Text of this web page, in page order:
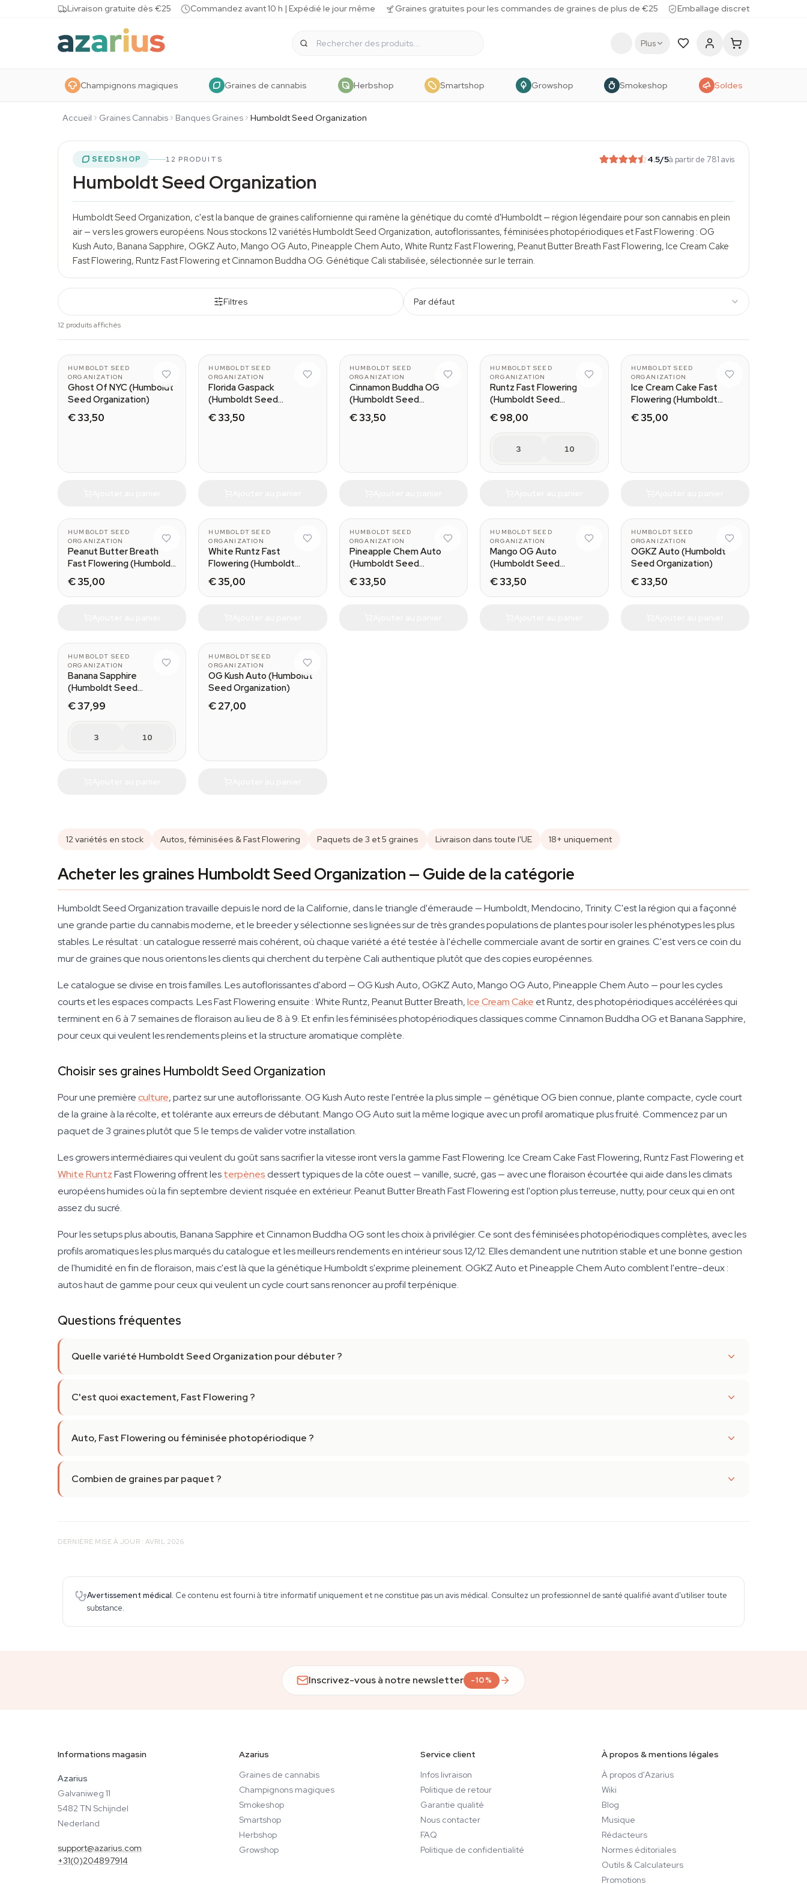
Skip to contentLivraison gratuite dès €25 Commandez avant 10 h | Expédié le jour même Graines gratuites pour les commandes de graines de plus de €25 Emballage discret
Plus
Champignons magiques Graines de cannabis Herbshop Smartshop Growshop Smokeshop Soldes
Accueil Graines Cannabis Banques Graines Humboldt Seed Organization
SEEDSHOP 12 PRODUITS 4.5/5à partir de 781 avis
Humboldt Seed Organization
Humboldt Seed Organization, c'est la banque de graines californienne qui ramène la génétique du comté d'Humboldt — région légendaire pour son cannabis en plein
air — vers les growers européens. Nous stockons 12 variétés Humboldt Seed Organization, autoflorissantes, féminisées photopériodiques et Fast Flowering : OG
Kush Auto, Banana Sapphire, OGKZ Auto, Mango OG Auto, Pineapple Chem Auto, White Runtz Fast Flowering, Peanut Butter Breath Fast Flowering, Ice Cream Cake
Fast Flowering, Runtz Fast Flowering et Cinnamon Buddha OG. Génétique Cali stabilisée, sélectionnée sur le terrain.
Filtres Par défaut
12 produits affichés
HUMBOLDT SEED
ORGANIZATION
Ghost Of NYC (Humboldt
Seed Organization)
€ 33,50
HUMBOLDT SEED
ORGANIZATION
Florida Gaspack
(Humboldt Seed
Organization)
€ 33,50
HUMBOLDT SEED
ORGANIZATION
Cinnamon Buddha OG
(Humboldt Seed
Organization)
€ 33,50
HUMBOLDT SEED
ORGANIZATION
Runtz Fast Flowering
(Humboldt Seed
Organization)
€ 98,00
3 10
HUMBOLDT SEED
ORGANIZATION
Ice Cream Cake Fast
Flowering (Humboldt
Seed Organization)
€ 35,00
HUMBOLDT SEED
ORGANIZATION
Peanut Butter Breath
Fast Flowering (Humboldt
Seed Organization)
€ 35,00
HUMBOLDT SEED
ORGANIZATION
White Runtz Fast
Flowering (Humboldt
Seed Organization)
€ 35,00
HUMBOLDT SEED
ORGANIZATION
Pineapple Chem Auto
(Humboldt Seed
Organization)
€ 33,50
HUMBOLDT SEED
ORGANIZATION
Mango OG Auto
(Humboldt Seed
Organization)
€ 33,50
HUMBOLDT SEED
ORGANIZATION
OGKZ Auto (Humboldt
Seed Organization)
€ 33,50
HUMBOLDT SEED
ORGANIZATION
Banana Sapphire
(Humboldt Seed
Organization)
€ 37,99
3 10
HUMBOLDT SEED
ORGANIZATION
OG Kush Auto (Humboldt
Seed Organization)
€ 27,00
12 variétés en stock Autos, féminisées & Fast Flowering Paquets de 3 et 5 graines Livraison dans toute l'UE 18+ uniquement
Acheter les graines Humboldt Seed Organization — Guide de la catégorie
Humboldt Seed Organization travaille depuis le nord de la Californie, dans le triangle d'émeraude — Humboldt, Mendocino, Trinity. C'est la région qui a façonné
une grande partie du cannabis moderne, et le breeder y sélectionne ses lignées sur de très grandes populations de plantes pour isoler les phénotypes les plus
stables. Le résultat : un catalogue resserré mais cohérent, où chaque variété a été testée à l'échelle commerciale avant de sortir en graines. C'est vers ce coin du
mur de graines que nous orientons les clients qui cherchent du terpène Cali authentique plutôt que des copies européennes.
Le catalogue se divise en trois familles. Les autoflorissantes d'abord — OG Kush Auto, OGKZ Auto, Mango OG Auto, Pineapple Chem Auto — pour les cycles
courts et les espaces compacts. Les Fast Flowering ensuite : White Runtz, Peanut Butter Breath,Ice Cream Cake et Runtz, des photopériodiques accélérées qui
terminent en 6 à 7 semaines de floraison au lieu de 8 à 9. Et enfin les féminisées photopériodiques classiques comme Cinnamon Buddha OG et Banana Sapphire,
pour ceux qui veulent les rendements pleins et la structure aromatique complète.
Choisir ses graines Humboldt Seed Organization
Pour une premièreculture, partez sur une autoflorissante. OG Kush Auto reste l'entrée la plus simple — génétique OG bien connue, plante compacte, cycle court
de la graine à la récolte, et tolérante aux erreurs de débutant. Mango OG Auto suit la même logique avec un profil aromatique plus fruité. Commencez par un
paquet de 3 graines plutôt que 5 le temps de valider votre installation.
Les growers intermédiaires qui veulent du goût sans sacrifier la vitesse iront vers la gamme Fast Flowering. Ice Cream Cake Fast Flowering, Runtz Fast Flowering et
White RuntzFast Flowering offrent lesterpènes dessert typiques de la côte ouest — vanille, sucré, gas — avec une floraison écourtée qui aide dans les climats
européens humides où la fin septembre devient risquée en extérieur. Peanut Butter Breath Fast Flowering est l'option plus terreuse, nutty, pour ceux qui en ont
assez du sucré.
Pour les setups plus aboutis, Banana Sapphire et Cinnamon Buddha OG sont les choix à privilégier. Ce sont des féminisées photopériodiques complètes, avec les
profils aromatiques les plus marqués du catalogue et les meilleurs rendements en intérieur sous 12/12. Elles demandent une nutrition stable et une bonne gestion
de l'humidité en fin de floraison, mais c'est là que la génétique Humboldt s'exprime pleinement. OGKZ Auto et Pineapple Chem Auto comblent l'entre-deux :
autos haut de gamme pour ceux qui veulent un cycle court sans renoncer au profil terpénique.
Questions fréquentes
Quelle variété Humboldt Seed Organization pour débuter ?
C'est quoi exactement, Fast Flowering ?
Auto, Fast Flowering ou féminisée photopériodique ?
Combien de graines par paquet ?
DERNIÈRE MISE À JOUR : AVRIL 2026
Avertissement médical. Ce contenu est fourni à titre informatif uniquement et ne constitue pas un avis médical. Consultez un professionnel de santé qualifié avant d'utiliser toute
substance.
Inscrivez-vous à notre newsletter -10%
Informations magasin
Azarius
Galvaniweg 11
5482 TN Schijndel
Nederland
support@azarius.com
+31(0)204897914
Azarius
Graines de cannabis
Champignons magiques
Smokeshop
Smartshop
Herbshop
Growshop
Service client
Infos livraison
Politique de retour
Garantie qualité
Nous contacter
FAQ
Politique de confidentialité
À propos & mentions légales
À propos d'Azarius
Wiki
Blog
Musique
Rédacteurs
Normes éditoriales
Outils & Calculateurs
Promotions